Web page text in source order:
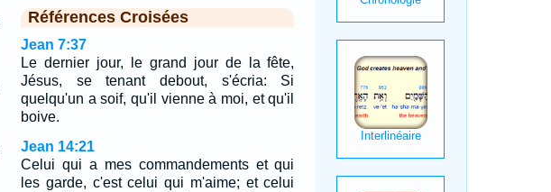
Références Croisées
Jean 7:37
Le dernier jour, le grand jour de la fête,
Jésus, se tenant debout, s'écria: Si
quelqu'un a soif, qu'il vienne à moi, et qu'il
boive.
Jean 14:21
Celui qui a mes commandements et qui
les garde, c'est celui qui m'aime; et celui